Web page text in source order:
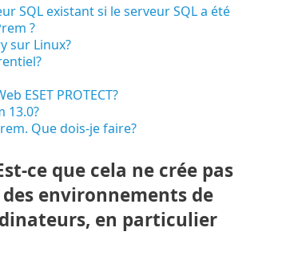
SQL existant si le serveur SQL a été
?
sur Linux?
ESET PROTECT?
13.0?
Que dois-je faire?
ce que cela ne crée pas
environnements de
en particulier